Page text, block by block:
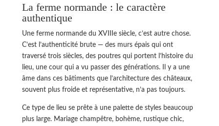
La ferme normande : le caractère
authentique
Une ferme normande du XVIIIe siècle, c’est autre chose.
C’est l’authenticité brute — des murs épais qui ont
traversé trois siècles, des poutres qui portent l’histoire du
lieu, une cour qui a vu passer des générations. Il y a une
âme dans ces bâtiments que l’architecture des châteaux,
souvent plus froide et représentative, n’a pas toujours.
Ce type de lieu se prête à une palette de styles beaucoup
plus large. Mariage champêtre, bohème, rustique chic,